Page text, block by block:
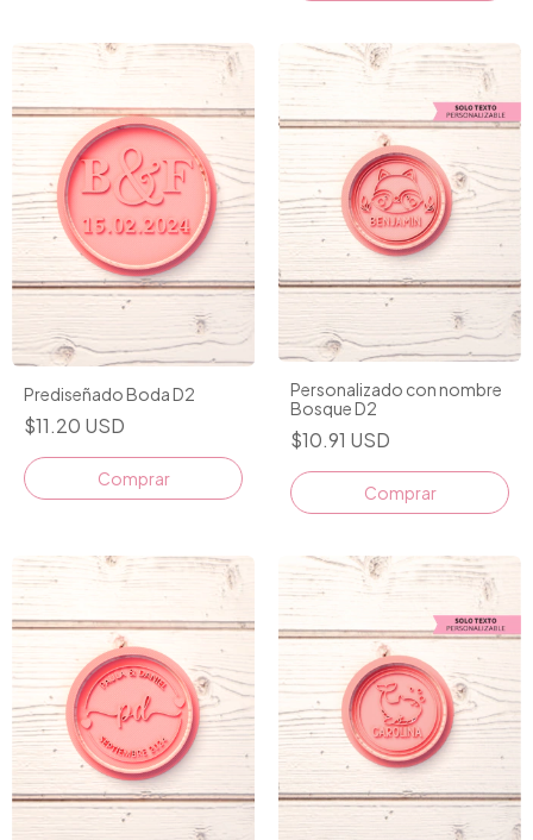
Prediseñado Boda D2
$11.20 USD
Personalizado con nombre
Bosque D2
$10.91 USD